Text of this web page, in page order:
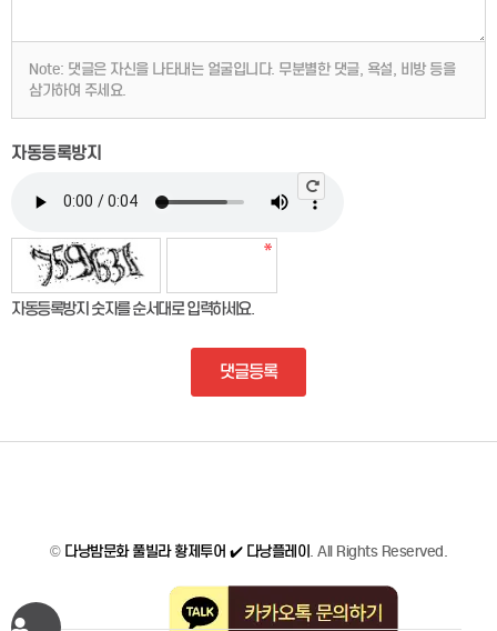
Note: 댓글은 자신을 나타내는 얼굴입니다. 무분별한 댓글, 욕설, 비방 등을
삼가하여 주세요.
자동등록방지
자동등록방지 숫자를 순서대로 입력하세요.
댓글등록
© 다낭밤문화 풀빌라 황제투어 ✔️ 다낭플레이 . All Rights Reserved.